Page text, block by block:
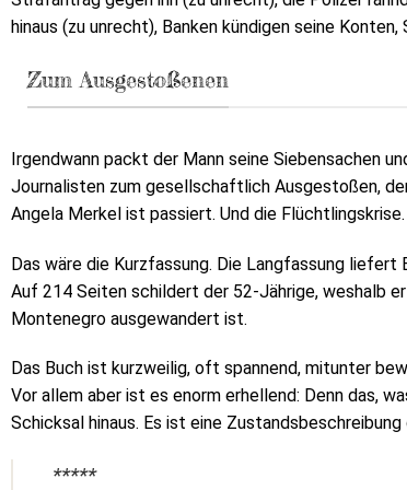
hinaus (zu unrecht), Banken kündigen seine
Zum Ausgestoßenen
Irgendwann packt der Mann seine Siebensachen
Journalisten zum gesellschaftlich Ausgestoßen,
Angela Merkel ist passiert. Und die Flüchtlingskrise.
Das wäre die Kurzfassung. Die Langfassung liefert
Auf 214 Seiten schildert der 52-Jährige, weshalb
Montenegro ausgewandert ist.
Das Buch ist kurzweilig, oft spannend, mitunter
Vor allem aber ist es enorm erhellend: Denn das,
Schicksal hinaus. Es ist eine
*****